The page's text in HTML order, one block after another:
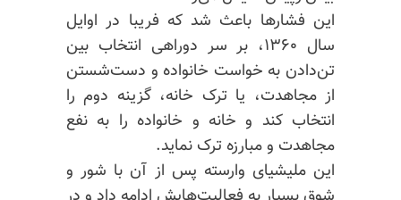
این فشارها باعث شد که فریبا در اوایل
سال ۱۳۶۰، بر سر دوراهی انتخاب بین
تن‌دادن به خواست خانواده و دست‌شستن
از مجاهدت، یا ترک خانه، گزینه دوم را
انتخاب کند و خانه و خانواده را به نفع
مجاهدت و مبارزه ترک نماید.
این ملیشیای وارسته پس از آن با شور و